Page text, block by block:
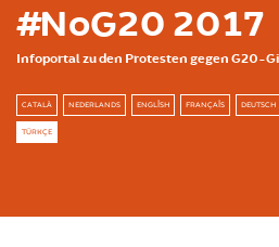
Ana içeriğe atla
#NoG20 2017
Infoportal zu den Protesten gegen G20-
CATALÀ NEDERLANDS ENGLISH FRANÇAIS DEUTSCH
TÜRKÇE